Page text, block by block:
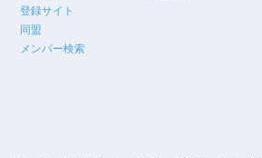
登録サイト
同盟
メンバー検索